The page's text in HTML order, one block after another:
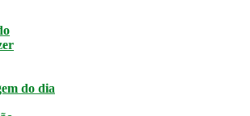
do dia